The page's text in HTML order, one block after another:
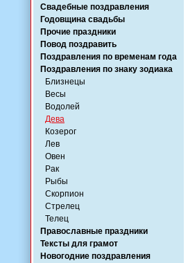
Свадебные поздравления
Годовщина свадьбы
Прочие праздники
Повод поздравить
Поздравления по временам года
Поздравления по знаку зодиака
Близнецы
Весы
Водолей
Дева
Козерог
Лев
Овен
Рак
Рыбы
Скорпион
Стрелец
Телец
Православные праздники
Тексты для грамот
Новогодние поздравления